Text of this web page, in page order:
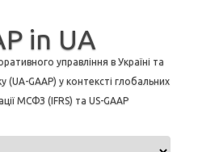
in UA
управління в Україні та
(UA-GAAP) у контексті глобальних
МСФЗ (IFRS) та US-GAAP